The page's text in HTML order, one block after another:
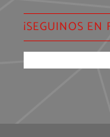
¡SEGUINOS EN